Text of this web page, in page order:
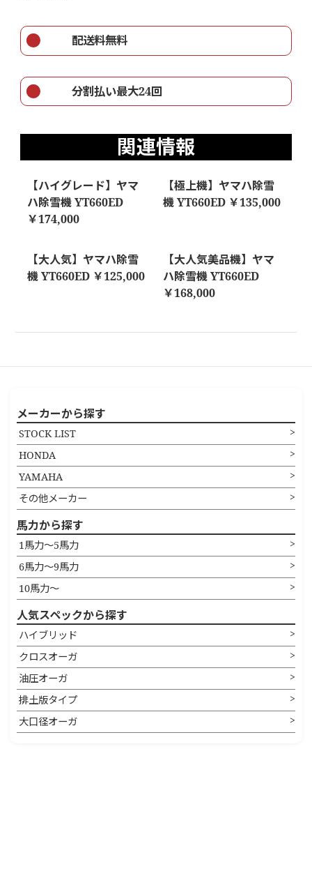
配送料無料
分割払い最大24回
関連情報
【ハイグレード】ヤマ
ハ除雪機 YT660ED
￥174,000
【極上機】ヤマハ除雪
機 YT660ED ￥135,000
【大人気】ヤマハ除雪
機 YT660ED ￥125,000
【大人気美品機】ヤマ
ハ除雪機 YT660ED
￥168,000
メーカーから探す
STOCK LIST
HONDA
YAMAHA
その他メーカー
馬力から探す
1馬力〜5馬力
6馬力〜9馬力
10馬力〜
人気スペックから探す
ハイブリッド
クロスオーガ
油圧オーガ
排土版タイプ
大口径オーガ